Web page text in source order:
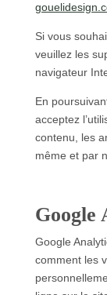
Si vous
veuillez les
navigateur
En
acceptez
contenu, les
même et par
Google
Google
comment les